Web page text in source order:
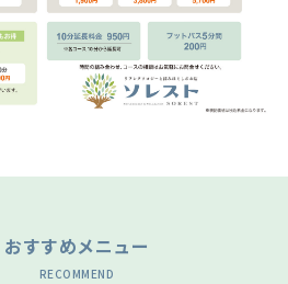
おすすめメニュー
RECOMMEND